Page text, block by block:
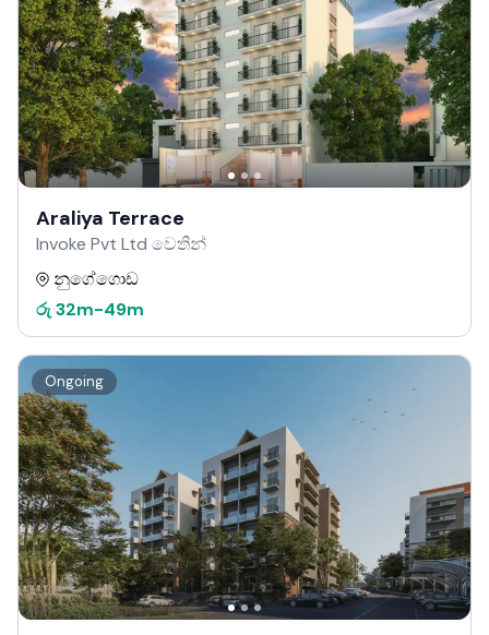
Araliya Terrace
Invoke Pvt Ltd වෙතින්
නුගේගොඩ
රු 32m-49m
Ongoing